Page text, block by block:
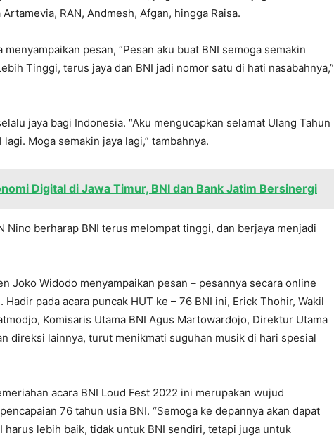
RAN, Andmesh, Afgan, hingga Raisa.
pesan, “Pesan aku buat BNI semoga semakin
Tinggi, terus jaya dan BNI jadi nomor satu di hati nasabahnya,”
jaya bagi Indonesia. “Aku mengucapkan selamat Ulang Tahun
Moga semakin jaya lagi,” tambahnya.
Digital di Jawa Timur, BNI dan Bank Jatim Bersinergi
Nino berharap BNI terus melompat tinggi, dan berjaya menjadi
Joko Widodo menyampaikan pesan – pesannya secara online
pada acara puncak HUT ke – 76 BNI ini, Erick Thohir, Wakil
Komisaris Utama BNI Agus Martowardojo, Direktur Utama
direksi lainnya, turut menikmati suguhan musik di hari spesial
acara BNI Loud Fest 2022 ini merupakan wujud
76 tahun usia BNI. “Semoga ke depannya akan dapat
harus lebih baik, tidak untuk BNI sendiri, tetapi juga untuk